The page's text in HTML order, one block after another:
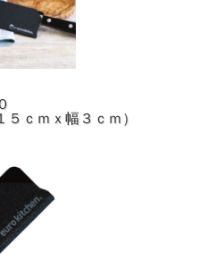
５ｃｍｘ幅３ｃｍ）